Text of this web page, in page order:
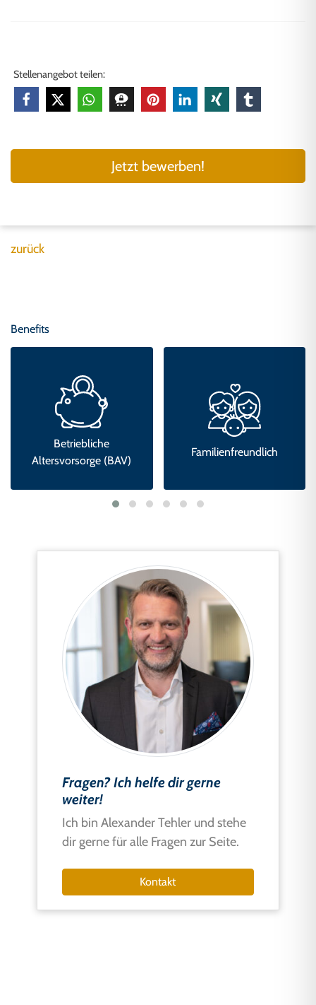
Stellenangebot teilen:
Jetzt bewerben!
zurück
Benefits
Familienfreundlich Feedbackkultur
Fragen? Ich helfe dir gerne
weiter!
Ich bin Alexander Tehler und stehe
dir gerne für alle Fragen zur Seite.
Kontakt